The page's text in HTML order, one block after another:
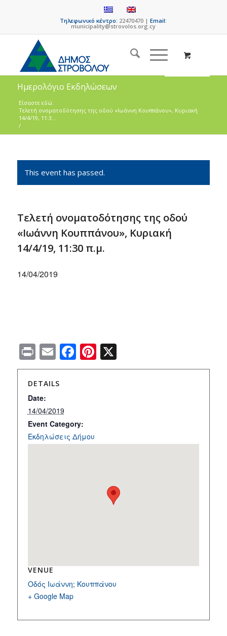
Τηλεφωνικό κέντρο: 22470470 |Email:
municipality@strovolos.org.cy
Ημερολόγιο Εκδηλώσεων
Είσαστε εδώ:
Τελετή ονοματοδότησης της οδού «Ιωάννη Κουππάνου», Κυριακή
14/4/19, 11:3...
/
This event has passed.
Τελετή ονοματοδότησης της οδού
«Ιωάννη Κουππάνου», Κυριακή
14/4/19, 11:30 π.μ.
14/04/2019
PrintEmailFacebook
Pinterest
X
DETAILS
Date:
14/04/2019
Event Category:
Εκδηλώσεις Δήμου
VENUE
Οδός Ιωάννη; Κουππάνου
+ Google Map